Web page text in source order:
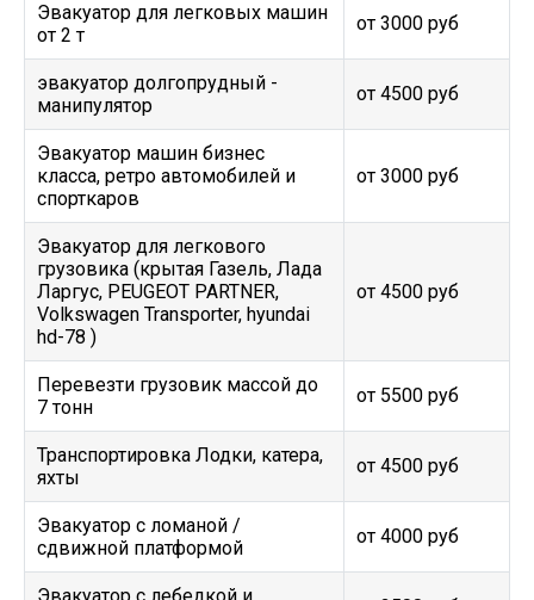
Эвакуатор для легковых машин
от 2 т
от 3000 руб
эвакуатор долгопрудный -
манипулятор
от 4500 руб
Эвакуатор машин бизнес
класса, ретро автомобилей и
спорткаров
от 3000 руб
Эвакуатор для легкового
грузовика (крытая Газель, Лада
Ларгус, PEUGEOT PARTNER,
Volkswagen Transporter, hyundai
hd-78 )
от 4500 руб
Перевезти грузовик массой до
7 тонн
от 5500 руб
Транспортировка Лодки, катера,
яхты
от 4500 руб
Эвакуатор c ломаной /
сдвижной платформой
от 4000 руб